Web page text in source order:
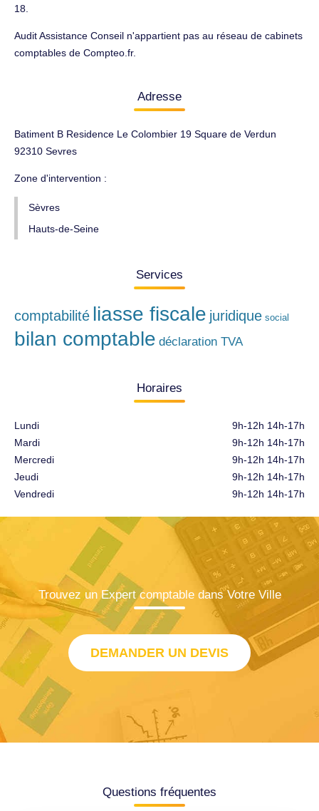
18.
Audit Assistance Conseil n'appartient pas au réseau de cabinets
comptables de Compteo.fr.
Adresse
Batiment B Residence Le Colombier 19 Square de Verdun
92310 Sevres
Zone d'intervention :
Sèvres
Hauts-de-Seine
Services
comptabilité liasse fiscale juridique social
bilan comptable déclaration TVA
Horaires
Lundi
Mardi
Mercredi
Jeudi
Vendredi
9h-12h 14h-17h
9h-12h 14h-17h
9h-12h 14h-17h
9h-12h 14h-17h
9h-12h 14h-17h
Trouvez un Expert comptable dans Votre Ville
DEMANDER UN DEVIS
Questions fréquentes